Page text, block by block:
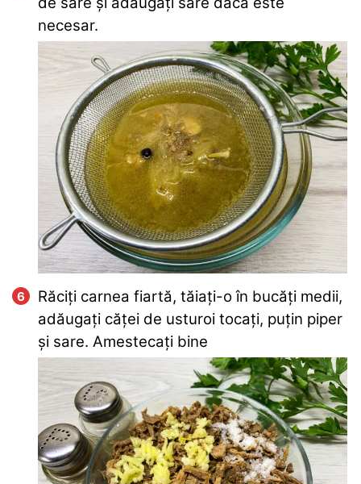
necesar.
Răciți carnea fiartă, tăiați-o în bucăți medii,
adăugați căței de usturoi tocați, puțin piper
și sare. Amestecați bine